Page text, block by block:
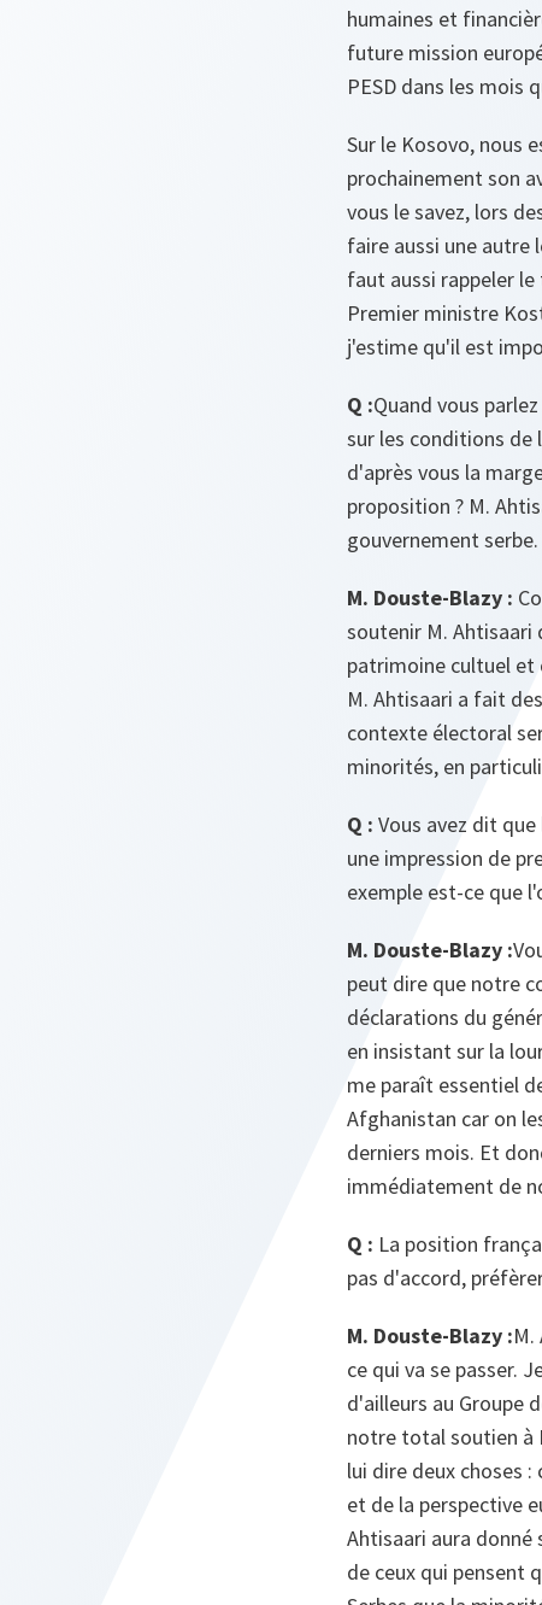
humaines et
future mission
PESD dans les mois
Sur le Kosovo, nous
prochainement son
vous le savez, lors
faire aussi une autre
faut aussi rappeler
Premier ministre
j'estime qu'il est
Q :Quand vous
sur les conditions de
d'après vous la
proposition ? M.
gouvernement serbe.
M. Douste-Blazy :
soutenir M. Ahtisaari
patrimoine cultuel et
M. Ahtisaari a fait
contexte électoral
minorités, en
Q : Vous avez dit
une impression de
exemple est-ce que
M. Douste-Blazy :
peut dire que notre
déclarations du
en insistant sur la
me paraît essentiel
Afghanistan car on
derniers mois. Et
immédiatement de
Q : La position
pas d'accord,
M. Douste-Blazy :
ce qui va se passer.
d'ailleurs au Groupe
notre total soutien à
lui dire deux choses
et de la perspective
Ahtisaari aura donné
de ceux qui pensent